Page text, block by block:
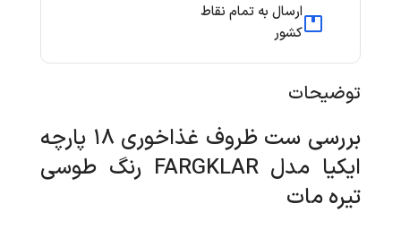
ارسال به تمام نقاط
کشور
توضیحات
بررسی ست ظروف غذاخوری ۱۸ پارچه
ایکیا مدل FARGKLAR رنگ طوسی
تیره مات